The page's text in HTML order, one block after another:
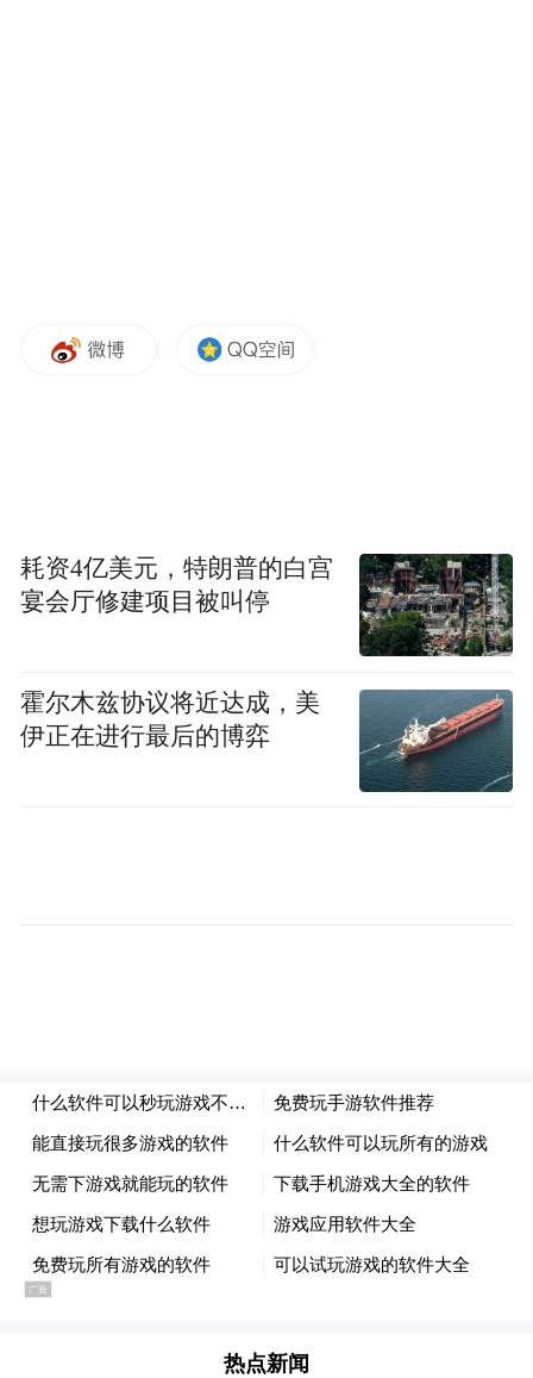
中等职业学校：
来源：绥化晚报
频)为凤凰网旗下自媒体平台“大风号”用户上传并发
布，本平台仅提供信息存储空间服务。
Notice: The content above (including the videos,
pictures and audios if any) is uploaded and posted
耗资4亿美元，特朗普的白宫
宴会厅修建项目被叫停
霍尔木兹协议将近达成，美
伊正在进行最后的博弈
热点新闻